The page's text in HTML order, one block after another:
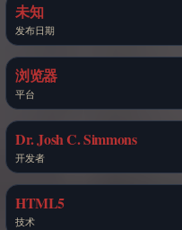
未知
发布日期
浏览器
平台
Dr. Josh C. Simmons
开发者
HTML5
技术